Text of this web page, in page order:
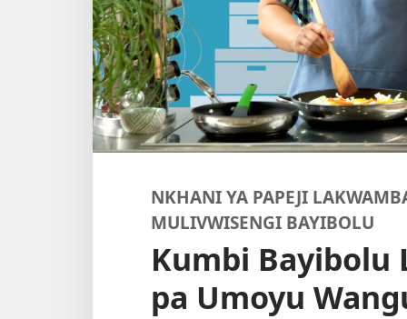
NKHANI YA PAPEJI
MULIVWISENGI BAYIBOLU
Kumbi Bayibolu
pa Umoyu